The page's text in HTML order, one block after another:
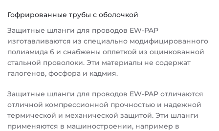
Гофрированные трубы с оболочкой
Защитные шланги для проводов EW-PAP
изготавливаются из специально модифицированного
полиамида 6 и снабжены оплеткой из оцинкованной
стальной проволоки. Эти материалы не содержат
галогенов, фосфора и кадмия.
Защитные шланги для проводов EW-PAP отличаются
отличной компрессионной прочностью и надежной
термической и механической защитой. Эти шланги
применяются в машиностроении, например в